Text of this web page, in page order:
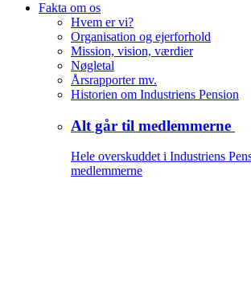
Fakta om os
Hvem er vi?
Organisation og ejerforhold
Mission, vision, værdier
Nøgletal
Årsrapporter mv.
Historien om Industriens Pension
Alt går til medlemmerne
Hele overskuddet i Industriens
medlemmerne